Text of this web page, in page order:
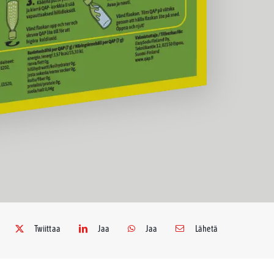
Twiittaa Jaa Jaa Lähetä